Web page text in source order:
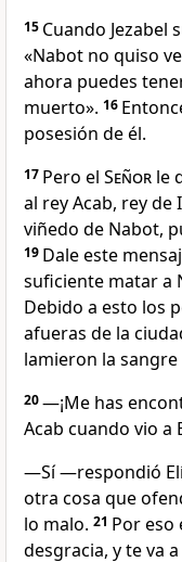
15 Cuando Jezabel
«Nabot no quiso
ahora puedes
muerto». 16
posesión de él.
17 Pero el Señor le
al rey Acab, rey de
viñedo de Nabot,
19 Dale este
suficiente matar a
Debido a esto los
afueras de la
lamieron la sangre
20―¡Me has
Acab cuando vio a
―Sí —respondió
otra cosa que
lo malo. 21 Por eso
desgracia, y te va